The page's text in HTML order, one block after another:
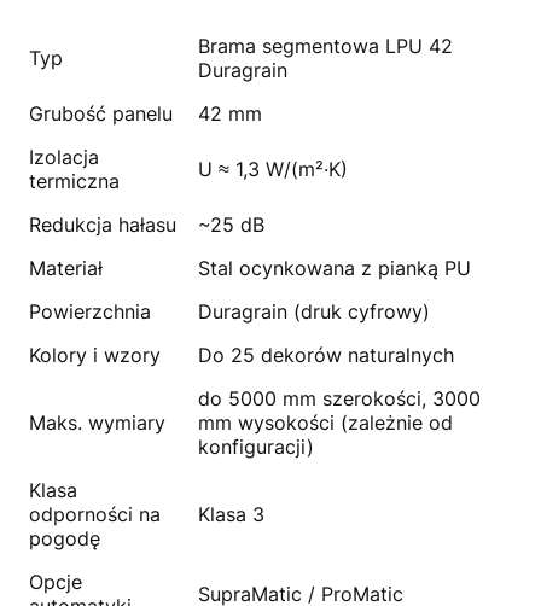
Typ
Brama segmentowa LPU 42
Duragrain
Grubość panelu
42 mm
Izolacja
termiczna
U ≈ 1,3 W/(m²·K)
Redukcja hałasu
~25 dB
Materiał
Stal ocynkowana z pianką PU
Powierzchnia
Duragrain (druk cyfrowy)
Kolory i wzory
Do 25 dekorów naturalnych
Maks. wymiary
do 5000 mm szerokości, 3000
mm wysokości (zależnie od
konfiguracji)
Klasa
odporności na
pogodę
Klasa 3
Opcje
SupraMatic / ProMatic